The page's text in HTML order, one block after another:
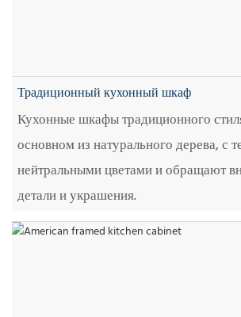
Традиционный кухонный шкаф
Кухонные шкафы традиционного
основном из натурального дерева, с
нейтральными цветами и обращают
детали и украшения.